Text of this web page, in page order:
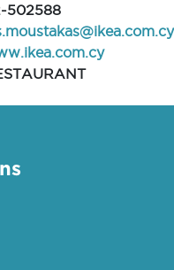
502588